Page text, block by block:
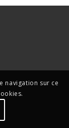
navigation sur ce